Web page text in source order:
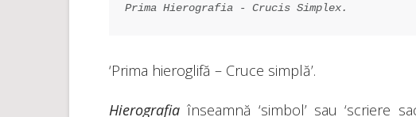
Prima Hierografia - Crucis Simplex.
‘Prima hieroglifă – Cruce simplă’.
Hierografia înseamnă ‘simbol’ sau ‘scriere